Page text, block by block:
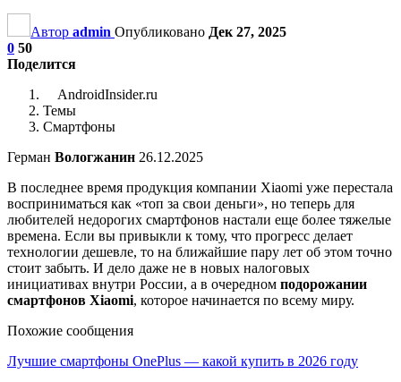
Автор admin Опубликовано Дек 27, 2025
0 50
Поделится
AndroidInsider.ru
Темы
Смартфоны
Герман Вологжанин 26.12.2025
В последнее время продукция компании Xiaomi уже перестала
восприниматься как «топ за свои деньги», но теперь для
любителей недорогих смартфонов настали еще более тяжелые
времена. Если вы привыкли к тому, что прогресс делает
технологии дешевле, то на ближайшие пару лет об этом точно
стоит забыть. И дело даже не в новых налоговых
инициативах внутри России, а в очередном подорожании
смартфонов Xiaomi, которое начинается по всему миру.
Похожие сообщения
Лучшие смартфоны OnePlus — какой купить в 2026 году